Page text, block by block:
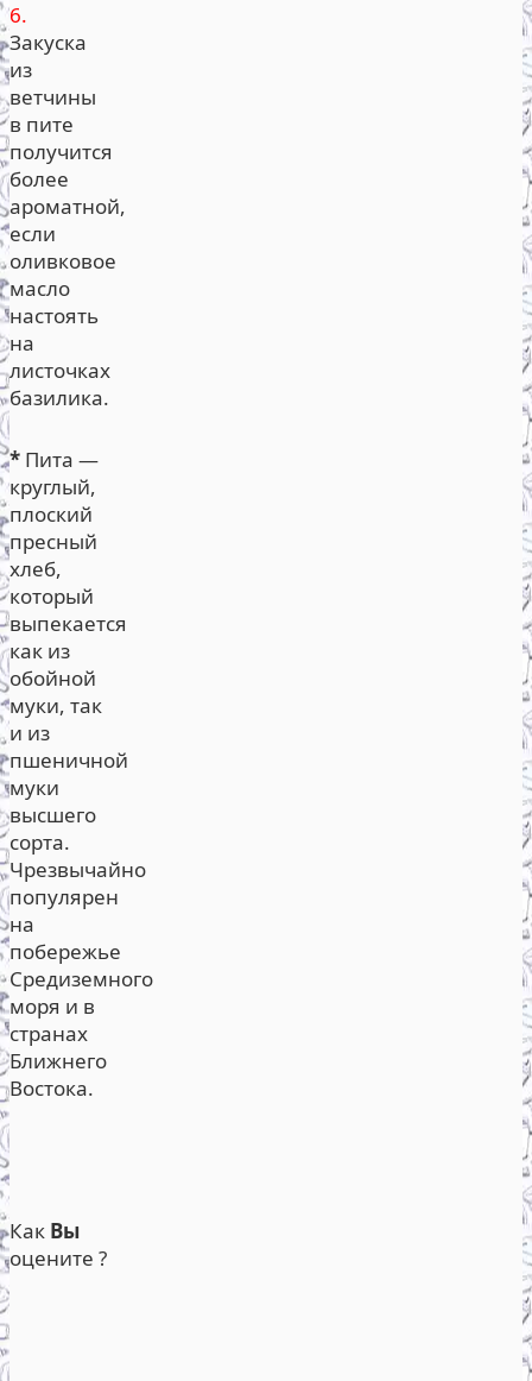
6.
Закуска
из
ветчины
в пите
получится
более
ароматной,
если
оливковое
масло
настоять
на
листочках
базилика.
* Пита —
круглый,
плоский
пресный
хлеб,
который
выпекается
как из
обойной
муки, так
и из
пшеничной
муки
высшего
сорта.
Чрезвычайно
популярен
на
побережье
Средиземного
моря и в
странах
Ближнего
Востока.
Как Вы
оцените ?